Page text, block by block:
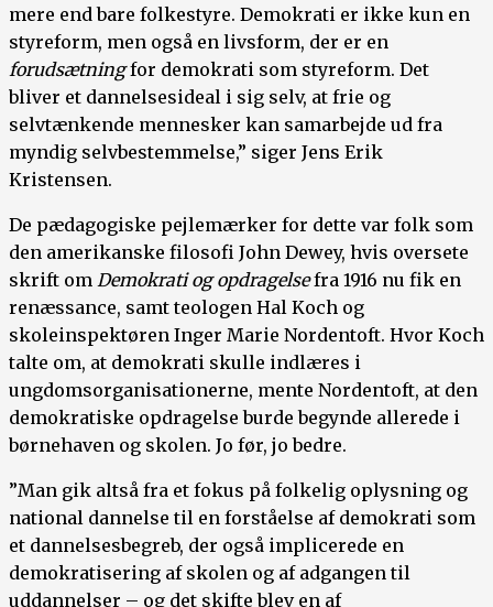
mere end bare folkestyre. Demokrati er ikke kun en
styreform, men også en livsform, der er en
forudsætningfor demokrati som styreform. Det
bliver et dannelsesideal i sig selv, at frie og
selvtænkende mennesker kan samarbejde ud fra
myndig selvbestemmelse,” siger Jens Erik
Kristensen.
De pædagogiske pejlemærker for dette var folk som
den amerikanske filosofi John Dewey, hvis oversete
skrift om Demokrati og opdragelsefra 1916 nu fik en
renæssance, samt teologen Hal Koch og
skoleinspektøren Inger Marie Nordentoft. Hvor Koch
talte om, at demokrati skulle indlæres i
ungdomsorganisationerne, mente Nordentoft, at den
demokratiske opdragelse burde begynde allerede i
børnehaven og skolen. Jo før, jo bedre.
”Man gik altså fra et fokus på folkelig oplysning og
national dannelse til en forståelse af demokrati som
et dannelsesbegreb, der også implicerede en
demokratisering af skolen og af adgangen til
uddannelser – og det skifte blev en af